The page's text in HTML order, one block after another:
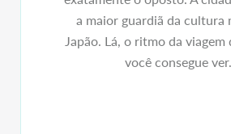
a maior guardiã da cultura
Japão. Lá, o ritmo da viagem
você consegue